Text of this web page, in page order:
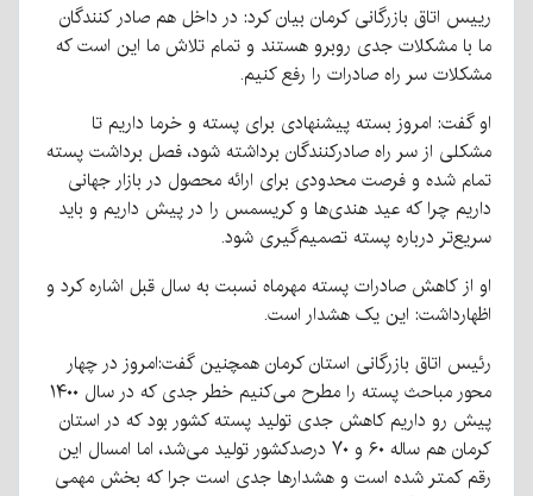
رییس اتاق بازرگانی کرمان بیان کرد: در داخل هم صادر کنندگان
ما با مشکلات جدی روبرو هستند و تمام تلاش ما این است که
مشکلات سر راه صادرات را رفع کنیم.
او گفت: امروز بسته پیشنهادی برای پسته و خرما داریم تا
مشکلی از سر راه صادر‌کنندگان برداشته شود، فصل برداشت پسته
تمام شده و فرصت محدودی برای ارائه محصول در بازار جهانی
داریم چرا که عید هندی‌ها و کریسمس را در پیش داریم و باید
سریع‌تر درباره پسته تصمیم‌گیری شود.
او از کاهش صادرات پسته مهرماه نسبت به سال قبل اشاره کرد و
اظهارداشت: این یک هشدار است.
رئیس اتاق بازرگانی استان کرمان همچنین گفت:امروز در چهار
محور مباحث پسته را مطرح می‌کنیم خطر جدی که در سال ۱۴۰۰
پیش رو داریم کاهش جدی تولید پسته کشور بود که در استان
کرمان هم ساله ۶۰ و ۷۰ درصدکشور تولید می‌شد، اما امسال این
رقم کمتر شده است و هشدار‌ها جدی است جرا که بخش مهمی